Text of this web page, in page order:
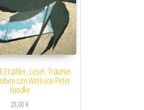
Erzähler, Leser, Träumer.
zum Werk von Peter
Handke
28,00€